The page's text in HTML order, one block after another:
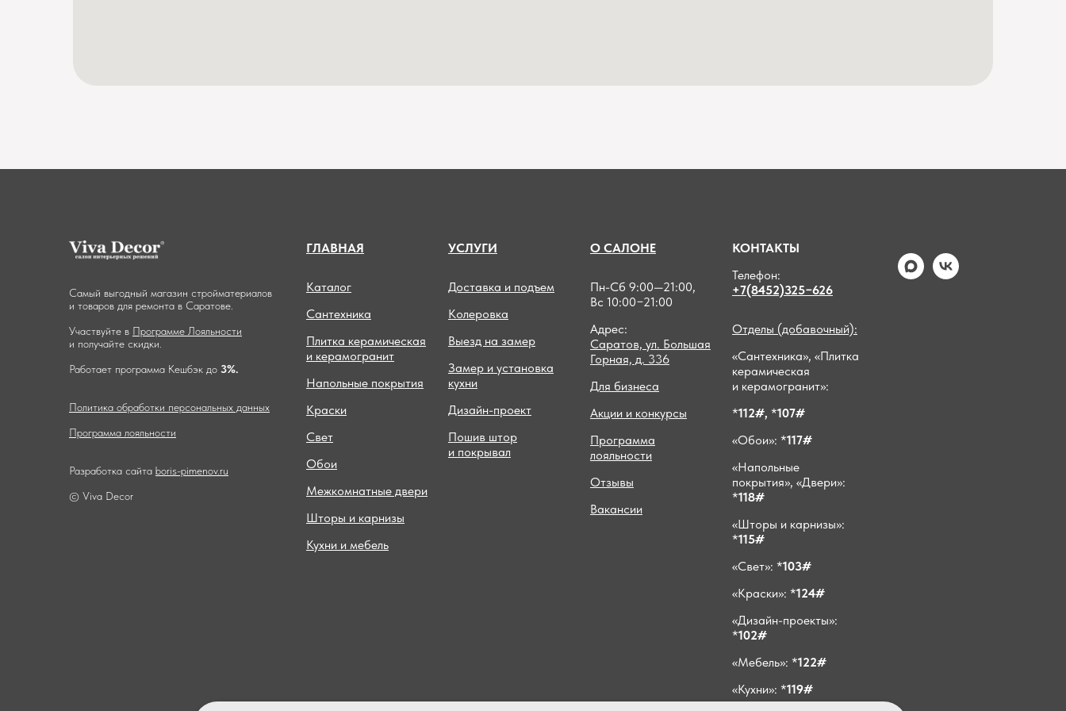
Самый выгодный магазин стройматериалов
и товаров для ремонта в Саратове.
Участвуйте в Программе Лояльности
и получайте скидки.
Работает программа Кешбэк до 3%.
Политика обработки персональных данных
Программа лояльности
Разработка сайта boris-pimenov.ru
© Viva Decor
ГЛАВНАЯ
Каталог
Сантехника
Плитка керамическая
и керамогранит
Напольные покрытия
Краски
Свет
Обои
Межкомнатные двери
Шторы и карнизы
Кухни и мебель
УСЛУГИ
Доставка и подъем
Колеровка
Выезд на замер
Замер и установка
кухни
Дизайн-проект
Пошив штор
и покрывал
О САЛОНЕ
Пн-Сб 9:00—21:00,
Вс 10:00−21:00
Адрес:
Саратов, ул. Большая
Горная, д. 336
Для бизнеса
Акции и конкурсы
Программа
лояльности
Отзывы
Вакансии
КОНТАКТЫ
Телефон:
+7(8452)325−626
Отделы (добавочный):
«Сантехника», «Плитка
керамическая
и керамогранит»:
*112#, *107#
«Обои»: *117#
«Напольные
покрытия», «Двери»:
*118#
«Шторы и карнизы»:
*115#
«Свет»: *103#
«Краски»: *124#
«Дизайн-проекты»:
*102#
«Мебель»: *122#
«Кухни»: *119#